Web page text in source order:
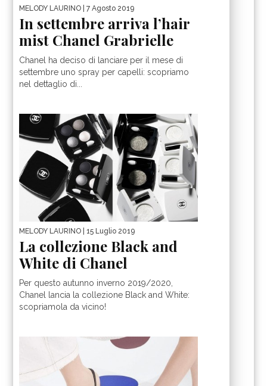
MELODY LAURINO | 7 Agosto 2019
In settembre arriva l’hair
mist Chanel Grabrielle
Chanel ha deciso di lanciare per il mese di
settembre uno spray per capelli: scopriamo
nel dettaglio di...
MELODY LAURINO | 15 Luglio 2019
La collezione Black and
White di Chanel
Per questo autunno inverno 2019/2020,
Chanel lancia la collezione Black and White:
scopriamola da vicino!